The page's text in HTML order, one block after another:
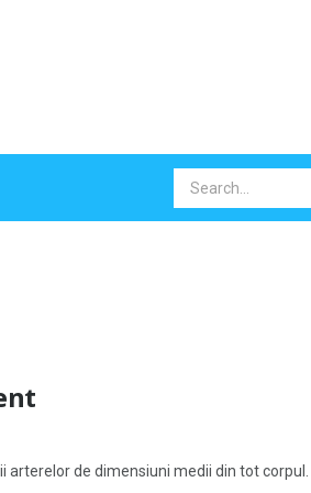
arterelor de dimensiuni medii din tot